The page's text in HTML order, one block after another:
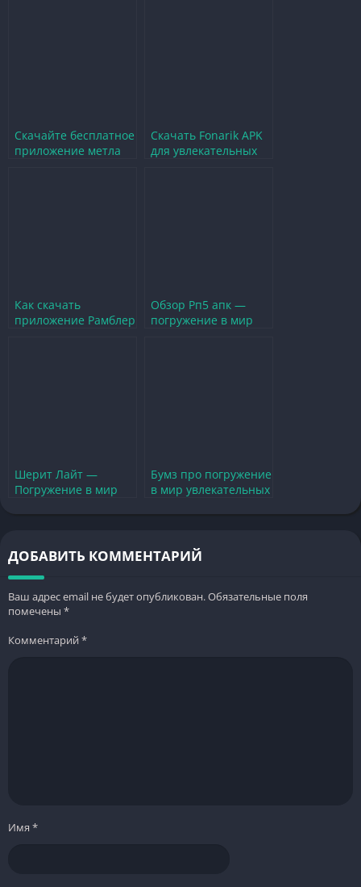
Скачайте бесплатное
приложение метла
Скачать Fonarik APK
для увлекательных
Как скачать
приложение Рамблер
Обзор Рп5 апк —
погружение в мир
Шерит Лайт —
Погружение в мир
Бумз про погружение
в мир увлекательных
ДОБАВИТЬ КОММЕНТАРИЙ
Ваш адрес email не будет опубликован.Обязательные поля
помечены *
Комментарий*
Имя *